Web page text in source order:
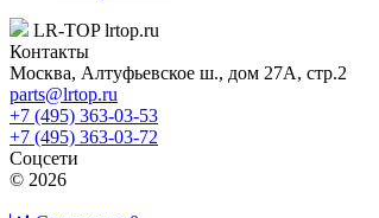
LR-TOP lrtop.ru
Контакты
Москва, Алтуфьевское ш., дом 27А, стр.2
parts@lrtop.ru
+7 (495) 363-03-53
+7 (495) 363-03-72
Соцсети
© 2026